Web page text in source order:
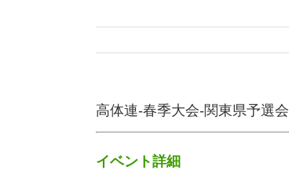
高体連-春季大会-関東県予選会
イベント詳細